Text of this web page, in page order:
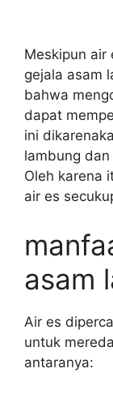
Meskipun air
gejala asam
bahwa
dapat
ini
lambung
Oleh karena
air es
asam
Air es
untuk
antaranya: